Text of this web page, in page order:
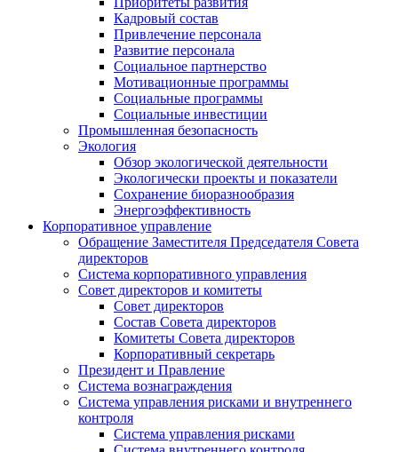
Кадровый состав
Привлечение персонала
Развитие персонала
Социальное партнерство
Мотивационные программы
Социальные программы
Социальные инвестиции
Промышленная безопасность
Экология
Обзор экологической деятельности
Экологически проекты и показатели
Сохранение биоразнообразия
Энергоэффективность
Корпоративное управление
Обращение Заместителя Председателя Совета
директоров
Система корпоративного управления
Совет директоров и комитеты
Совет директоров
Состав Совета директоров
Комитеты Совета директоров
Корпоративный секретарь
Президент и Правление
Система вознаграждения
Система управления рисками и внутреннего
контроля
Система управления рисками